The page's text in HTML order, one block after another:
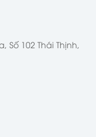
Số 102 Thái Thịnh,